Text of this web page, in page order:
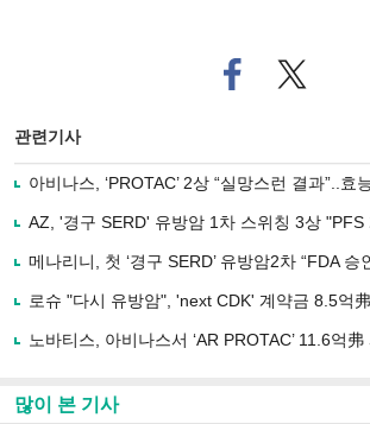
페
이
로
기
사
유
기
트위
터로
관련기사
아비나스, ‘PROTAC’ 2상 “실망스런 결과”..효
AZ, '경구 SERD' 유방암 1차 스위칭 3상 "PFS
메나리니, 첫 ‘경구 SERD’ 유방암2차 “FDA 승
로슈 "다시 유방암", 'next CDK' 계약금 8.5억
노바티스, 아비나스서 ‘AR PROTAC’ 11.6억弗
많이 본 기사